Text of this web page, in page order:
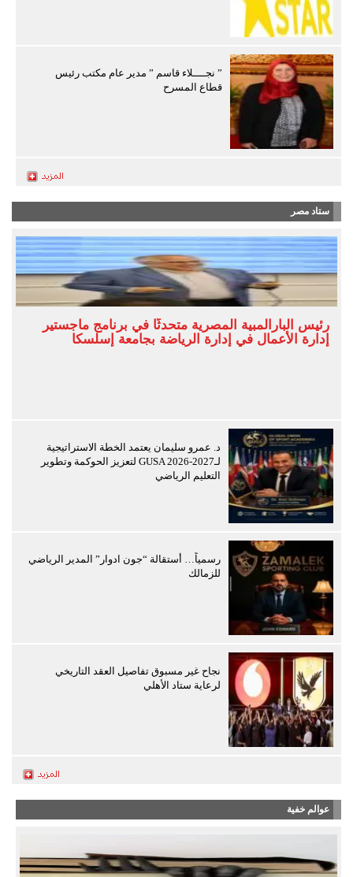
” نجــــلاء قاسم ” مدير عام مكتب رئيس
قطاع المسرح
ستاد مصر
رئيس البارالمبية المصرية متحدثًا في برنامج ماجستير
إدارة الأعمال في إدارة الرياضة بجامعة إسلسكا
د. عمرو سليمان يعتمد الخطة الاستراتيجية
لـGUSA 2026-2027 لتعزيز الحوكمة وتطوير
التعليم الرياضي
رسمياً… أستقالة “جون ادوار” المدير الرياضي
للزمالك
نجاح غير مسبوق تفاصيل العقد التاريخي
لرعاية ستاد الأهلي
عوالم خفية